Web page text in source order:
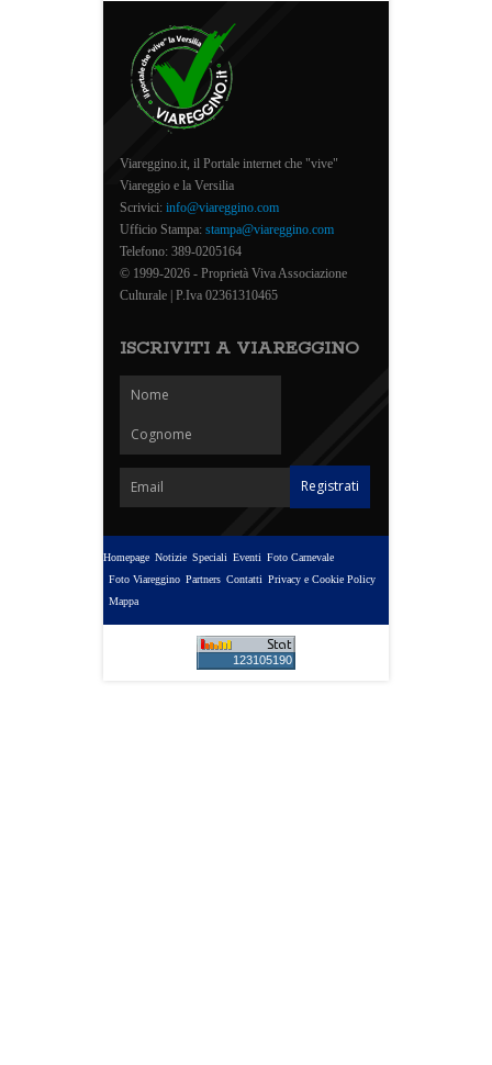
Viareggino.it, il Portale internet che "vive"
Viareggio e la Versilia
Scrivici: info@viareggino.com
Ufficio Stampa: stampa@viareggino.com
Telefono: 389-0205164
© 1999-2026 - Proprietà Viva Associazione
Culturale | P.Iva 02361310465
ISCRIVITI A VIAREGGINO
Homepage Notizie Speciali Eventi Foto Carnevale
Foto Viareggino Partners Contatti Privacy e Cookie Policy
Mappa
123105190